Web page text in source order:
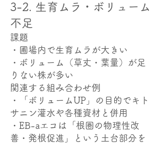
3-2. 生育ムラ・ボリューム
不足
課題
・圃場内で生育ムラが大きい
・ボリューム（草丈・葉量）が足
りない株が多い
関連する組み合わせ例
・「ボリュームUP」の目的でキト
サニン灌水や各種資材と併用
・EB-aエコは「根圏の物理性改
善・発根促進」という土台部分を